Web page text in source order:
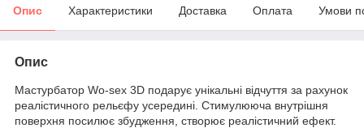
Опис Характеристики Доставка Оплата Умови
Опис
Мастурбатор Wo-sex 3D подарує унікальні відчуття за рахунок
реалістичного рельєфу усередині. Стимулююча внутрішня
поверхня посилює збудження, створює реалістичний ефект.